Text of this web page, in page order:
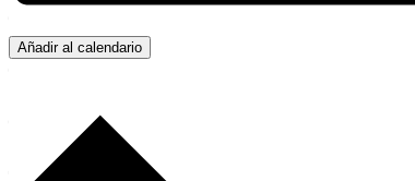
Añadir al calendario